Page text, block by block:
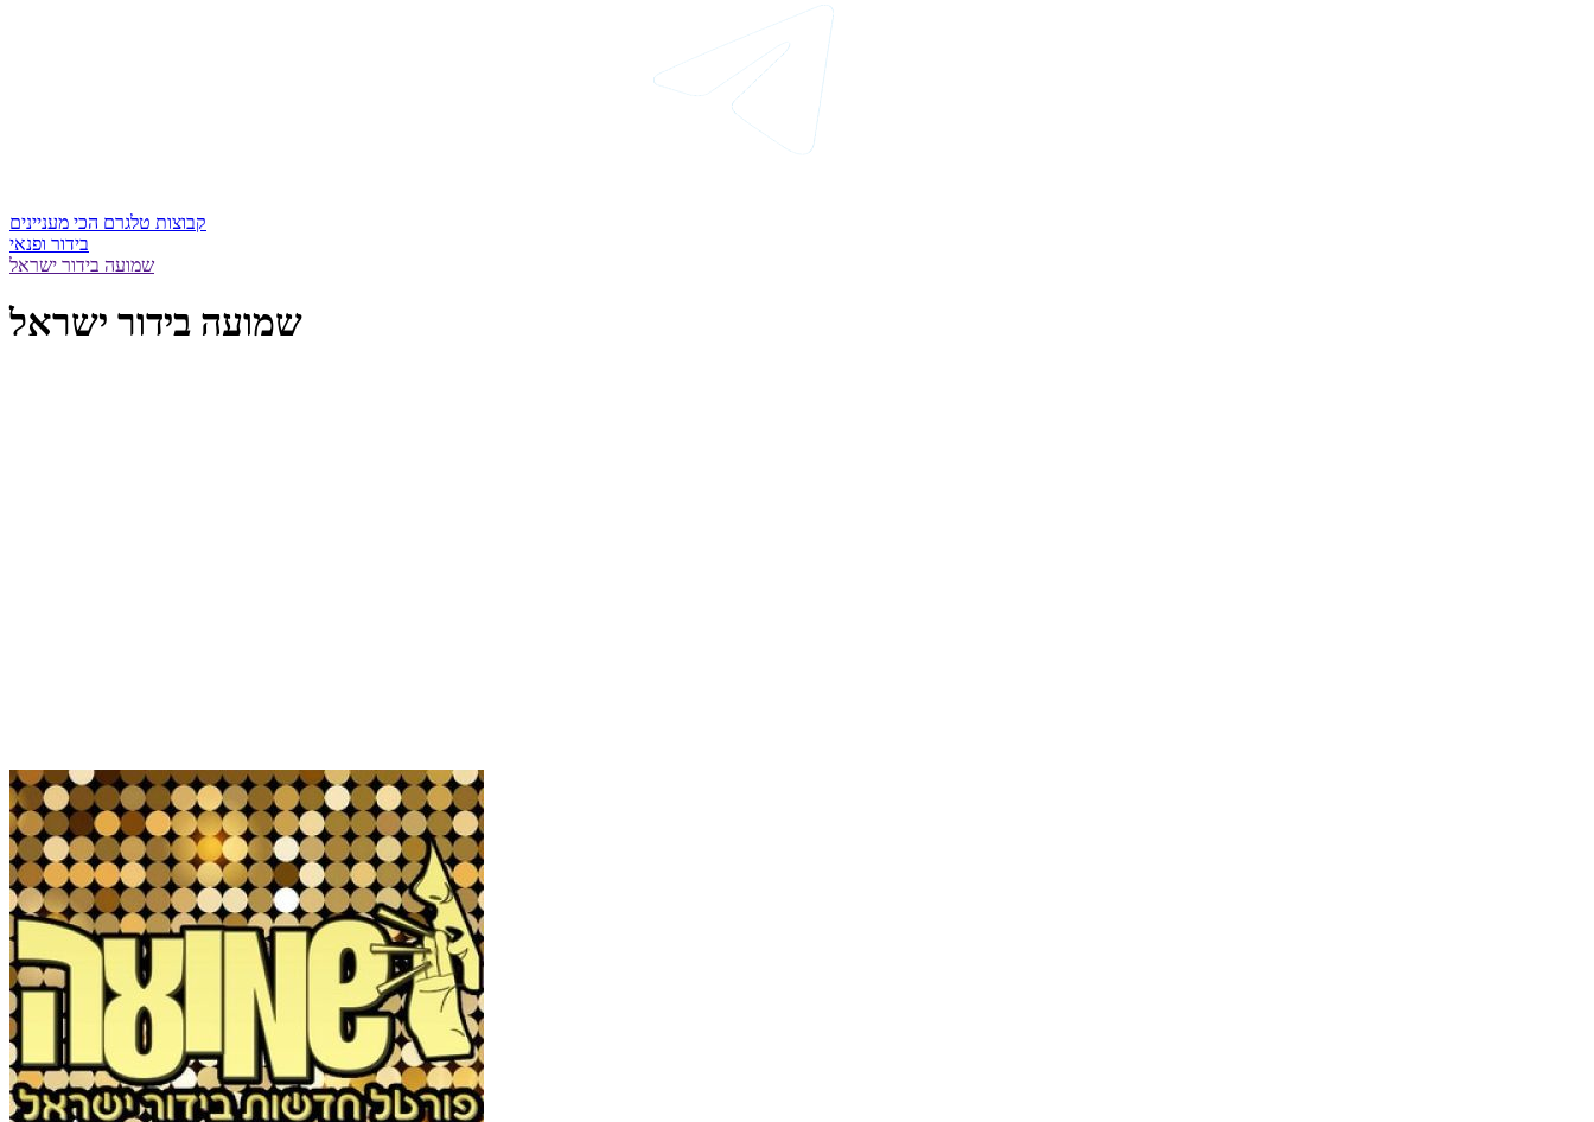
קבוצות טלגרם הכי מעניינים
בידור ופנאי
שמועה בידור ישראל
שמועה בידור ישראל